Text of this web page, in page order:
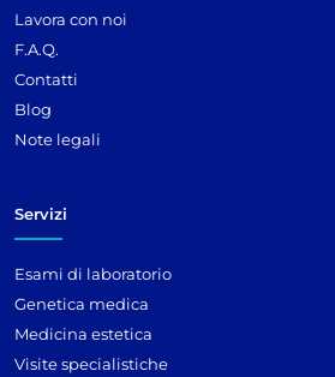
Lavora con noi
F.A.Q.
Contatti
Blog
Note legali
Servizi
Esami di laboratorio
Genetica medica
Medicina estetica
Visite specialistiche